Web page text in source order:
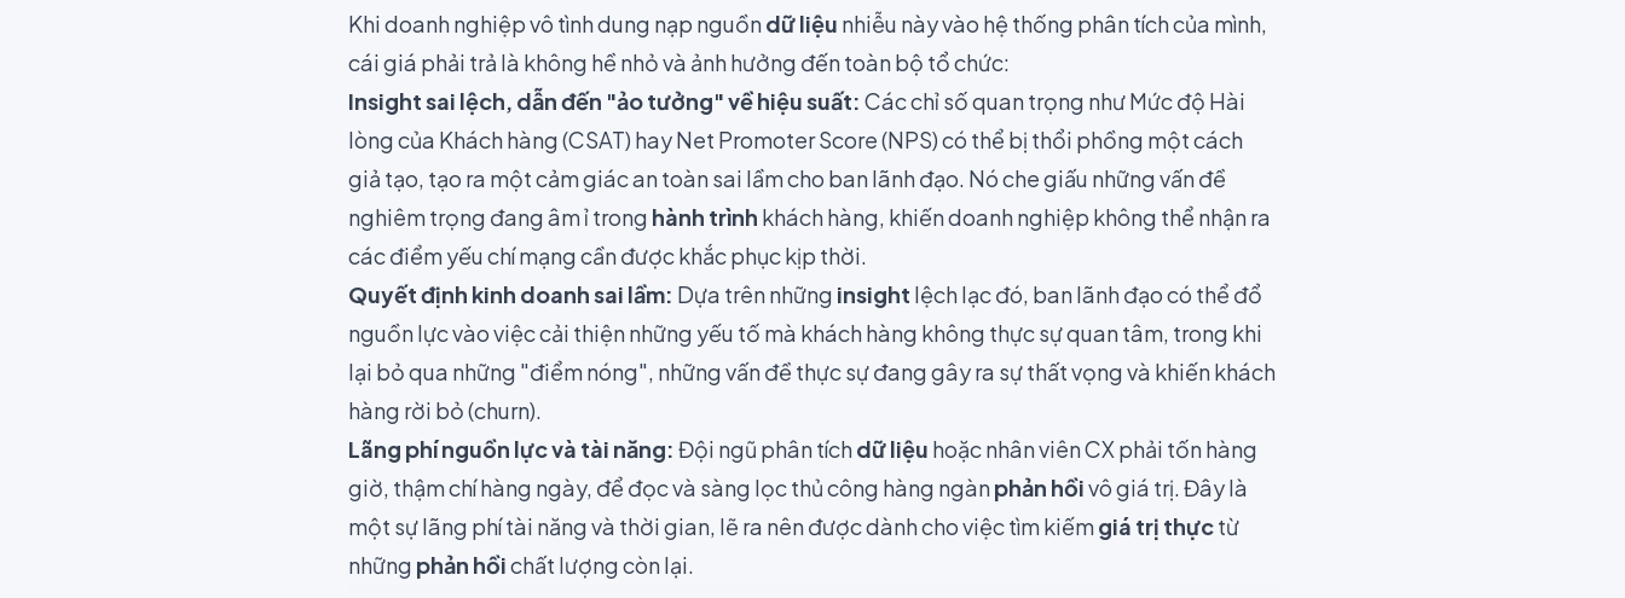
Khi doanh nghiệp vô tình dung nạp nguồndữ liệu nhiễu này vào hệ thống phân tích của mình,
cái giá phải trả là không hề nhỏ và ảnh hưởng đến toàn bộ tổ chức:
Insight sai lệch, dẫn đến "ảo tưởng" về hiệu suất: Các chỉ số quan trọng như Mức độ Hài
lòng của Khách hàng (CSAT) hay Net Promoter Score (NPS) có thể bị thổi phồng một cách
giả tạo, tạo ra một cảm giác an toàn sai lầm cho ban lãnh đạo. Nó che giấu những vấn đề
nghiêm trọng đang âm ỉ trong hành trình khách hàng, khiến doanh nghiệp không thể nhận ra
các điểm yếu chí mạng cần được khắc phục kịp thời.
Quyết định kinh doanh sai lầm: Dựa trên những insight lệch lạc đó, ban lãnh đạo có thể đổ
nguồn lực vào việc cải thiện những yếu tố mà khách hàng không thực sự quan tâm, trong khi
lại bỏ qua những "điểm nóng", những vấn đề thực sự đang gây ra sự thất vọng và khiến khách
hàng rời bỏ (churn).
Lãng phí nguồn lực và tài năng: Đội ngũ phân tíchdữ liệu hoặc nhân viên CX phải tốn hàng
giờ, thậm chí hàng ngày, để đọc và sàng lọc thủ công hàng ngànphản hồivô giá trị. Đây là
một sự lãng phí tài năng và thời gian, lẽ ra nên được dành cho việc tìm kiếmgiá trị thựctừ
những phản hồichất lượng còn lại.